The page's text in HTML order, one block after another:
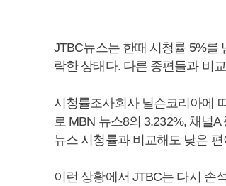
JTBC뉴스는 한때 시청률 5%를
락한 상태다. 다른 종편들과 비
시청률조사회사 닐슨코리아에
로 MBN 뉴스8의 3.232%, 채널
뉴스 시청률과 비교해도 낮은 편
이런 상황에서 JTBC는 다시 손